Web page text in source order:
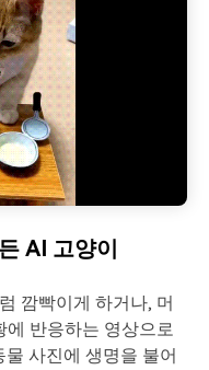
AI 고양이
깜빡이게 하거나, 머
에 반응하는 영상으로
사진에 생명을 불어